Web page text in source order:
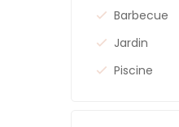
Barbecue
Jardin
Piscine